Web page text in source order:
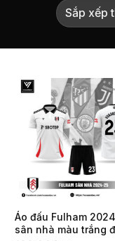
Áo đấu Fulham
sân nhà màu trắng